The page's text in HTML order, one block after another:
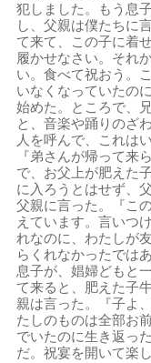
犯しました。もう息
し、父親は僕たちに
て来て、この子に着
履かせなさい。それ
い。食べて祝おう。
いなくなっていたの
始めた。ところで、
と、音楽や踊りのざ
人を呼んで、これは
『弟さんが帰って来
で、お父上が肥えた
に入ろうとはせず、
父親に言った。『こ
えています。言いつ
れなのに、わたしが
らくれなかったでは
息子が、娼婦どもと
て来ると、肥えた子
親は言った。『子よ
たしのものは全部お
でいたのに生き返っ
だ。祝宴を開いて楽